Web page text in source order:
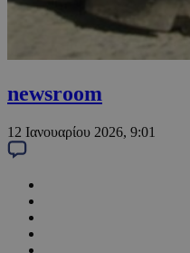
newsroom
12 Ιανουαρίου 2026, 9:01